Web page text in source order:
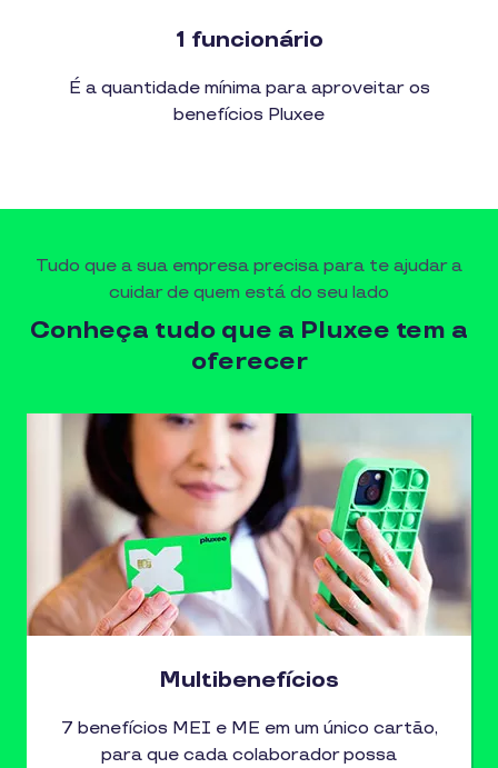
1 funcionário
É a quantidade mínima para aproveitar os
benefícios Pluxee
Tudo que a sua empresa precisa para te ajudar a
cuidar de quem está do seu lado
Conheça tudo que a Pluxee tem a
oferecer
Multibenefícios
7 benefícios MEI e ME em um único cartão,
para que cada colaborador possa